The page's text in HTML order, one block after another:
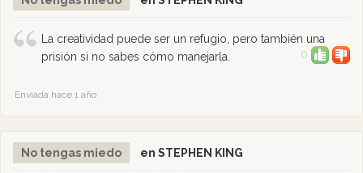
La creatividad puede ser un refugio, pero también una
prisión si no sabes cómo manejarla.
0
Enviada hace 1 año
No tengas miedo en STEPHEN KING